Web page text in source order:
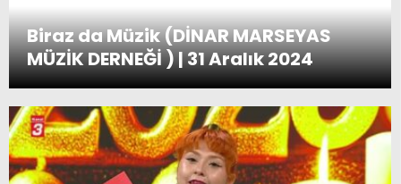
10.04.2024
Biraz da Müzik (DİNAR MARSEYAS
MÜZİK DERNEĞİ ) | 31 Aralık 2024